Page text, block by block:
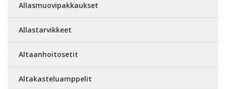
Allasmuovipakkaukset
Allastarvikkeet
Altaanhoitosetit
Altakasteluamppelit